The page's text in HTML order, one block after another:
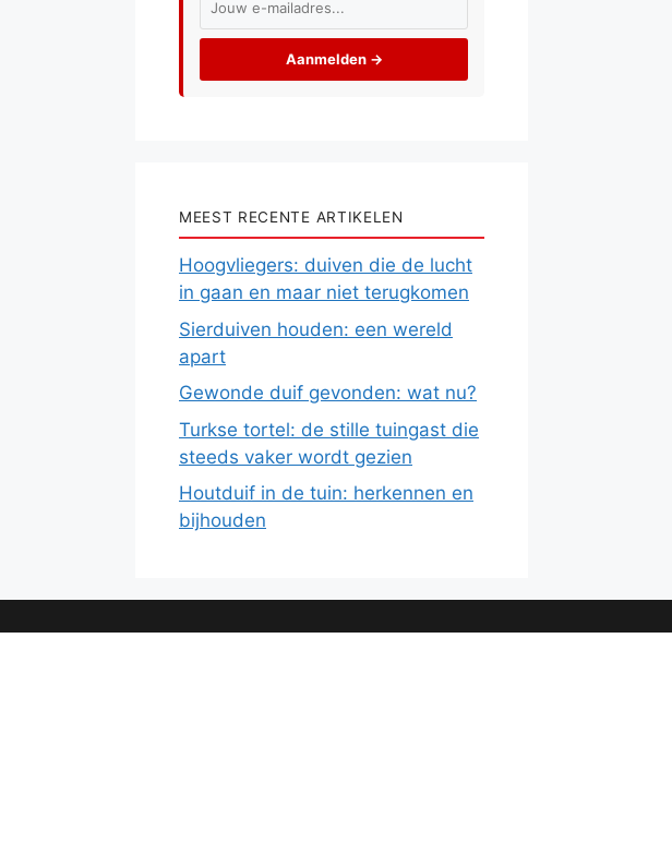
Aanmelden →
MEEST RECENTE ARTIKELEN
Hoogvliegers: duiven die de lucht
in gaan en maar niet terugkomen
Sierduiven houden: een wereld
apart
Gewonde duif gevonden: wat nu?
Turkse tortel: de stille tuingast die
steeds vaker wordt gezien
Houtduif in de tuin: herkennen en
bijhouden